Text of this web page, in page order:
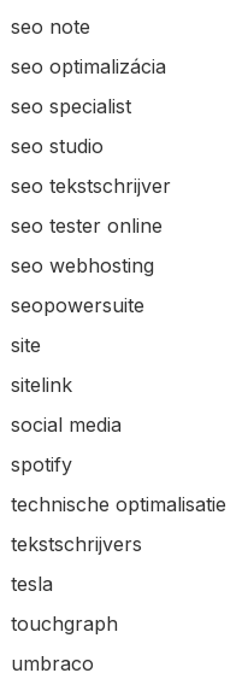
seo note
seo optimalizácia
seo specialist
seo studio
seo tekstschrijver
seo tester online
seo webhosting
seopowersuite
site
sitelink
social media
spotify
technische optimalisatie
tekstschrijvers
tesla
touchgraph
umbraco